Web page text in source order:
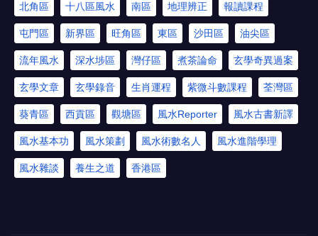
北角區 十八區風水 南區 地理辨正 報讀課程
屯門區 新界區 旺角區 東區 沙田區 油尖區
流年風水 深水埗區 灣仔區 煮茶論命 玄學奇異過案
玄學文章 玄學錄音 生肖運程 紫微斗數課程 荃灣區
葵青區 西貢區 觀塘區 風水Reporter 風水古書新譯
風水基本功 風水策劃 風水術數名人 風水進階學理
風水雜談 養生之道 香港區